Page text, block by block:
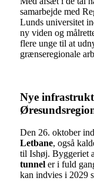
samarbejde med
Lunds universitet
ny viden og
flere unge til at
grænseregionale
Nye
Den 26. oktober
Letbane, også
til Ishøj. Byggeriet
tunnel er i fuld
kan indvies i 2029